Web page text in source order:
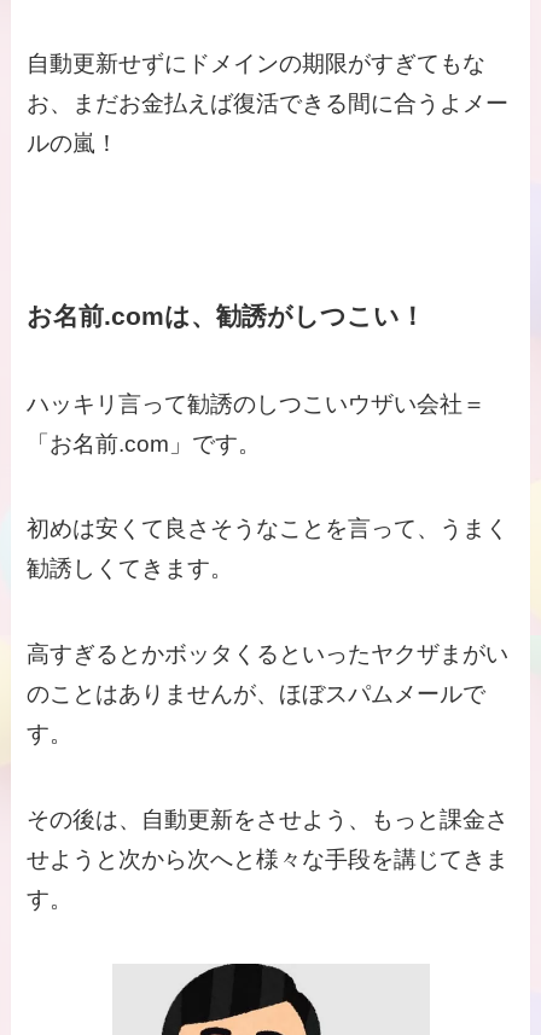
自動更新せずにドメインの期限がすぎてもな
お、まだお金払えば復活できる間に合うよメー
ルの嵐！
お名前.comは、勧誘がしつこい！
ハッキリ言って勧誘のしつこいウザい会社＝
「お名前.com」です。
初めは安くて良さそうなことを言って、うまく
勧誘しくてきます。
高すぎるとかボッタくるといったヤクザまがい
のことはありませんが、ほぼスパムメールで
す。
その後は、自動更新をさせよう、もっと課金さ
せようと次から次へと様々な手段を講じてきま
す。